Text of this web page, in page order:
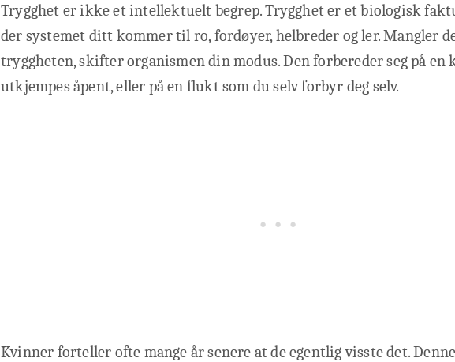
Trygghet er ikke et intellektuelt begrep. Trygghet er et biologisk
der systemet ditt kommer til ro, fordøyer, helbreder og ler. Mangler
tryggheten, skifter organismen din modus. Den forbereder seg på en
utkjempes åpent, eller på en flukt som du selv forbyr deg selv.
Kvinner forteller ofte mange år senere at de egentlig visste det.